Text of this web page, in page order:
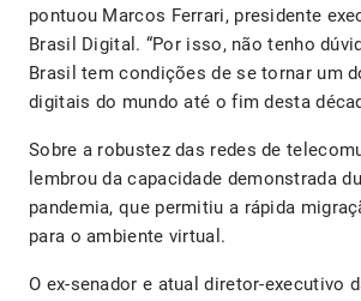
pontuou Marcos Ferrari, presidente
Brasil Digital. “Por isso, não tenho
Brasil tem condições de se tornar um
digitais do mundo até o fim desta
Sobre a robustez das redes de
lembrou da capacidade demonstrada
pandemia, que permitiu a rápida
para o ambiente virtual.
O ex-senador e atual diretor-executivo